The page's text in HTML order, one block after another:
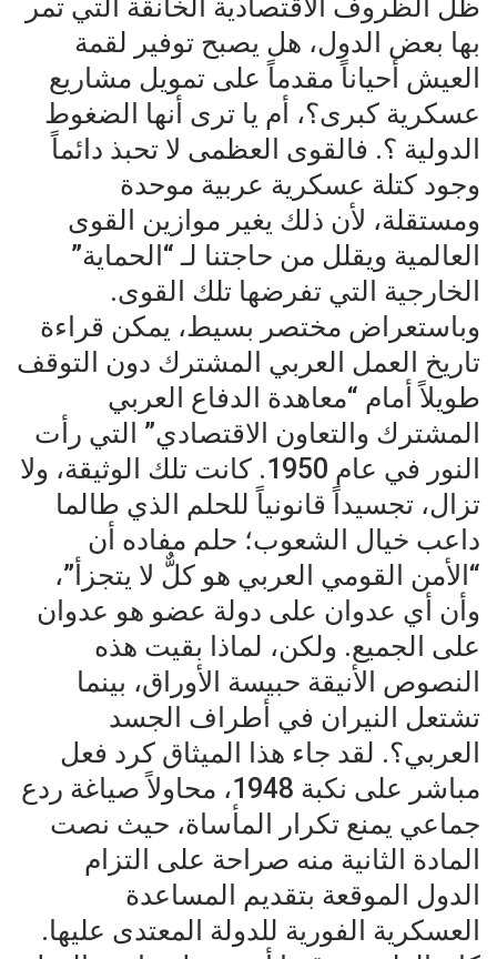
ظل الظروف الاقتصادية الخانقة التي تمر
بها بعض الدول، هل يصبح توفير لقمة
العيش أحياناً مقدماً على تمويل مشاريع
عسكرية كبرى؟، أم يا ترى أنها الضغوط
الدولية ؟. فالقوى العظمى لا تحبذ دائماً
وجود كتلة عسكرية عربية موحدة
ومستقلة، لأن ذلك يغير موازين القوى
العالمية ويقلل من حاجتنا لـ “الحماية”
الخارجية التي تفرضها تلك القوى.
وباستعراض مختصر بسيط، يمكن قراءة
تاريخ العمل العربي المشترك دون التوقف
طويلاً أمام “معاهدة الدفاع العربي
المشترك والتعاون الاقتصادي” التي رأت
النور في عام 1950. كانت تلك الوثيقة، ولا
تزال، تجسيداً قانونياً للحلم الذي طالما
داعب خيال الشعوب؛ حلم مفاده أن
“الأمن القومي العربي هو كلٌّ لا يتجزأ”،
وأن أي عدوان على دولة عضو هو عدوان
على الجميع. ولكن، لماذا بقيت هذه
النصوص الأنيقة حبيسة الأوراق، بينما
تشتعل النيران في أطراف الجسد
العربي؟. لقد جاء هذا الميثاق كرد فعل
مباشر على نكبة 1948، محاولاً صياغة ردع
جماعي يمنع تكرار المأساة، حيث نصت
المادة الثانية منه صراحة على التزام
الدول الموقعة بتقديم المساعدة
العسكرية الفورية للدولة المعتدى عليها.